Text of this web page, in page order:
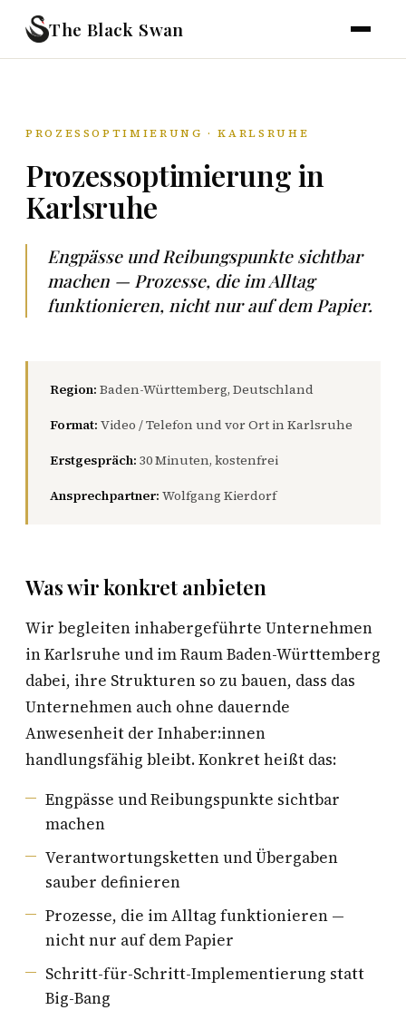
The Black Swan
PROZESSOPTIMIERUNG · KARLSRUHE
Prozessoptimierung in
Karlsruhe
Engpässe und Reibungspunkte sichtbar
machen — Prozesse, die im Alltag
funktionieren, nicht nur auf dem Papier.
Region: Baden-Württemberg, Deutschland
Format: Video / Telefon und vor Ort in Karlsruhe
Erstgespräch: 30 Minuten, kostenfrei
Ansprechpartner: Wolfgang Kierdorf
Was wir konkret anbieten
Wir begleiten inhabergeführte Unternehmen
in Karlsruhe und im Raum Baden-Württemberg
dabei, ihre Strukturen so zu bauen, dass das
Unternehmen auch ohne dauernde
Anwesenheit der Inhaber:innen
handlungsfähig bleibt. Konkret heißt das:
Engpässe und Reibungspunkte sichtbar
machen
Verantwortungsketten und Übergaben
sauber definieren
Prozesse, die im Alltag funktionieren —
nicht nur auf dem Papier
Schritt-für-Schritt-Implementierung statt
Big-Bang